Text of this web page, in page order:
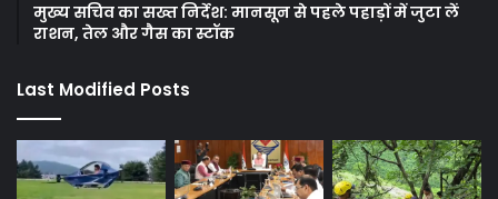
मुख्य सचिव का सख्त निर्देश: मानसून से पहले पहाड़ों में जुटा लें
राशन, तेल और गैस का स्टॉक
Last Modified Posts